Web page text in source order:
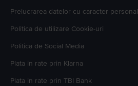
Prelucrarea datelor cu caracter personal
Politica de utilizare Cookie-uri
Politica de Social Media
Plata in rate prin Klarna
Plata in rate prin TBI Bank